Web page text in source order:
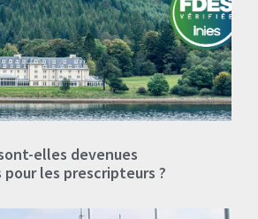
elles devenues
les prescripteurs ?